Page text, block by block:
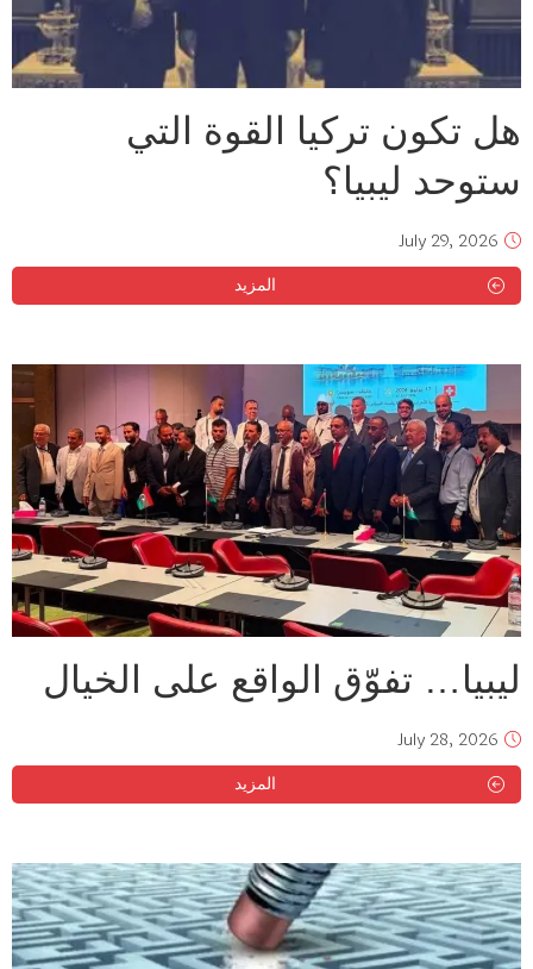
هل تكون تركيا القوة التي
ستوحد ليبيا؟
July 29, 2026
المزيد
ليبيا… تفوّق الواقع على الخيال
July 28, 2026
المزيد